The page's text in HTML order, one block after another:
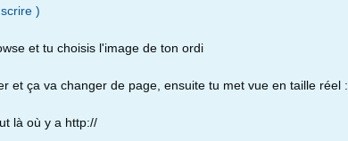
)
et tu choisis l'image de ton ordi
et ça va changer de page, ensuite tu met vue en taille réel :
là où y a http://